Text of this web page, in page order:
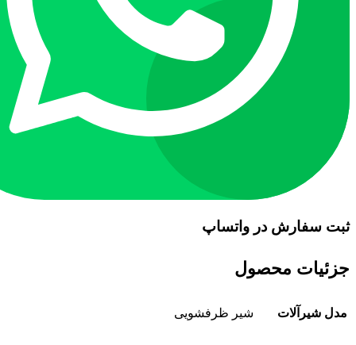
ثبت سفارش در واتساپ
جزئیات محصول
مدل شیرآلات شیر ظرفشویی